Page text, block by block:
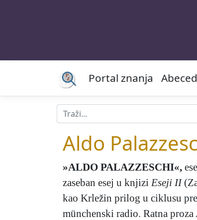
Portal znanja
Aldo
»ALDO PALAZZESCHI«,
zaseban esej u knjizi Eseji II
kao Krležin prilog u ciklusu
münchenski radio. Ratna